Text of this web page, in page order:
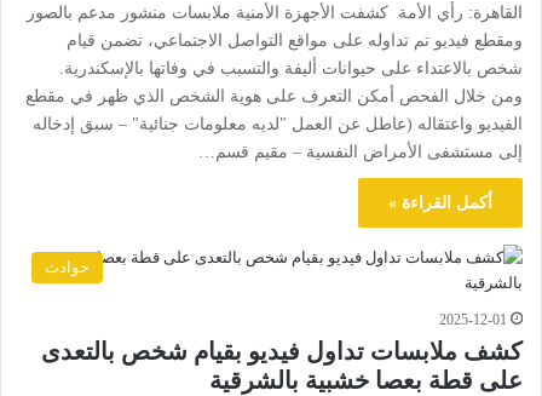
القاهرة: رأي الأمة كشفت الأجهزة الأمنية ملابسات منشور مدعم بالصور
ومقطع فيديو تم تداوله على مواقع التواصل الاجتماعي، تضمن قيام
شخص بالاعتداء على حيوانات أليفة والتسبب في وفاتها بالإسكندرية.
ومن خلال الفحص أمكن التعرف على هوية الشخص الذي ظهر في مقطع
الفيديو واعتقاله (عاطل عن العمل "لديه معلومات جنائية" – سبق إدخاله
إلى مستشفى الأمراض النفسية – مقيم قسم…
أكمل القراءة »
حوادث
2025-12-01
كشف ملابسات تداول فيديو بقيام شخص بالتعدى
على قطة بعصا خشبية بالشرقية